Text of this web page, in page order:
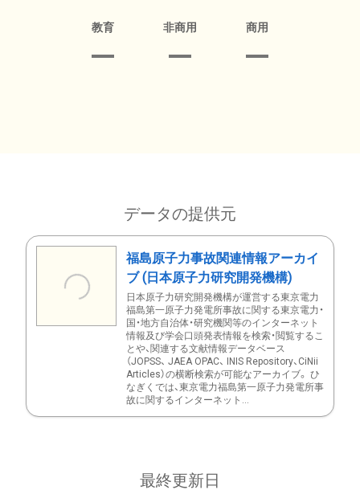
教育 非商用 商用
データの提供元
福島原子力事故関連情報アーカイ
ブ (日本原子力研究開発機構)
日本原子力研究開発機構が運営する東京電力
福島第一原子力発電所事故に関する東京電力・
国・地方自治体・研究機関等のインターネット
情報及び学会口頭発表情報を検索・閲覧するこ
とや、関連する文献情報データベース
（JOPSS、 JAEA OPAC、 INIS Repository、CiNii
Articles）の横断検索が可能なアーカイブ。 ひ
なぎくでは、東京電力福島第一原子力発電所事
故に関するインターネット...
最終更新日